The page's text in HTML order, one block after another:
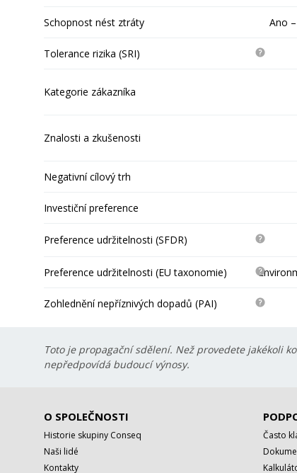
Schopnost nést ztráty Ano
Tolerance rizika (SRI)
Kategorie zákazníka
Znalosti a zkušenosti
Negativní cílový trh
Investiční preference
Preference udržitelnosti (SFDR)
Preference udržitelnosti (EU taxonomie)
Zohlednění nepříznivých dopadů (PAI)
Toto je propagační sdělení. Než provedete jakékoli
nepředpovídá budoucí výnosy.
O SPOLEČNOSTI
Historie skupiny Conseq
Naši lidé
Kontakty
Často